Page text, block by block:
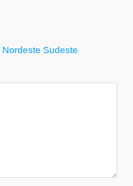
Nordeste Sudeste